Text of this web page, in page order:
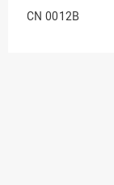
strategie
CN 0012B